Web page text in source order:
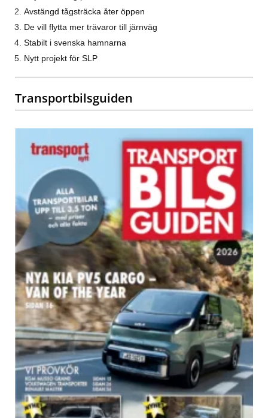
Avstängd tågsträcka åter öppen
De vill flytta mer trävaror till järnväg
Stabilt i svenska hamnarna
Nytt projekt för SLP
Transportbilsguiden